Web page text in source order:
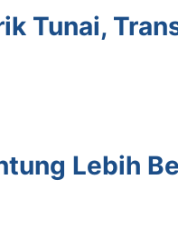
Tunai,
Lebih